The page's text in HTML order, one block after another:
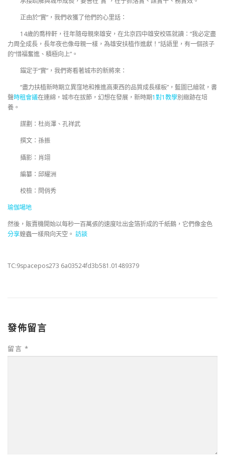
正由於“實”，我們收獲了他們的心里話：
14歲的喬梓軒，往年隨母親來雄安，在北京四中雄安校區就讀：“我必定盡
力周全成長，長年夜也像母親一樣，為雄安扶植作進獻！”話語里，有一個孩子
的“惜福奮進、積極向上”。
錨定于“實”，我們寄看著城市的新將來：
“盡力扶植新時期立異窪地和推進高東西的品質成長樣板”，藍圖已繪就，書
聲時租會議在連綿，城市在拔節，幻想在發展，新時期1對1教學別緻跡在培
養。
謀劃：杜尚澤、孔祥武
撰文：孫振
攝影：肖翊
編纂：邱耀洲
校檢：閆俏秀
瑜伽場地
然後，販賣機開始以每秒一百萬張的速度吐出金箔折成的千紙鶴，它們像金色
分享蝗蟲一樣飛向天空。 訪談
TC:9spacepos273 6a03524fd3b581.01489379
發佈留言
留言 *